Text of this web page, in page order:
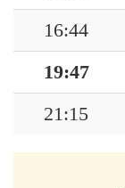
16:44
19:47
21:15